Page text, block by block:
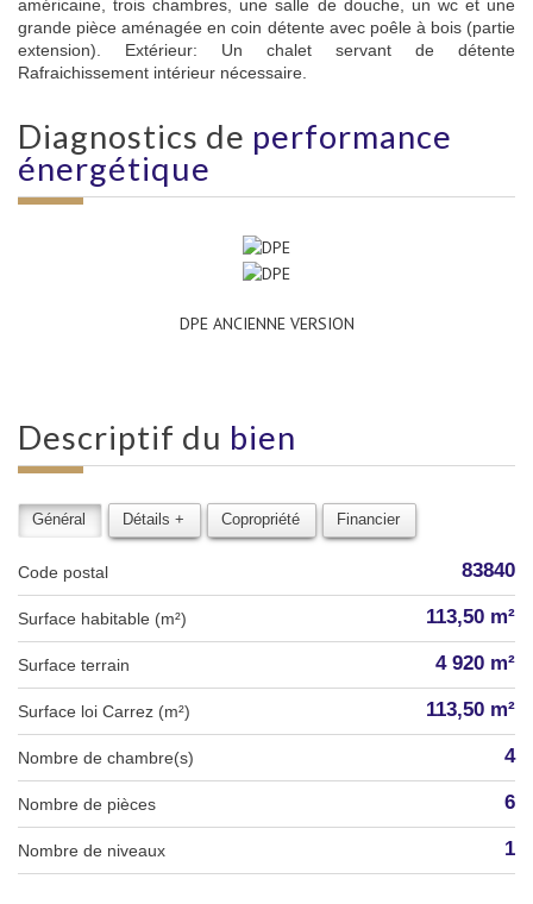
américaine, trois chambres, une salle de douche, un wc et une
grande pièce aménagée en coin détente avec poêle à bois (partie
extension). Extérieur: Un chalet servant de détente
Rafraichissement intérieur nécessaire.
diagnostics de performance
énergétique
DPE ANCIENNE VERSION
descriptif du bien
Général Détails + Copropriété Financier
Code postal 83840
Surface habitable (m²) 113,50 m²
surface terrain 4 920 m²
Surface loi Carrez (m²) 113,50 m²
Nombre de chambre(s) 4
Nombre de pièces 6
Nombre de niveaux 1